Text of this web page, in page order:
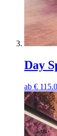
Day
ab €